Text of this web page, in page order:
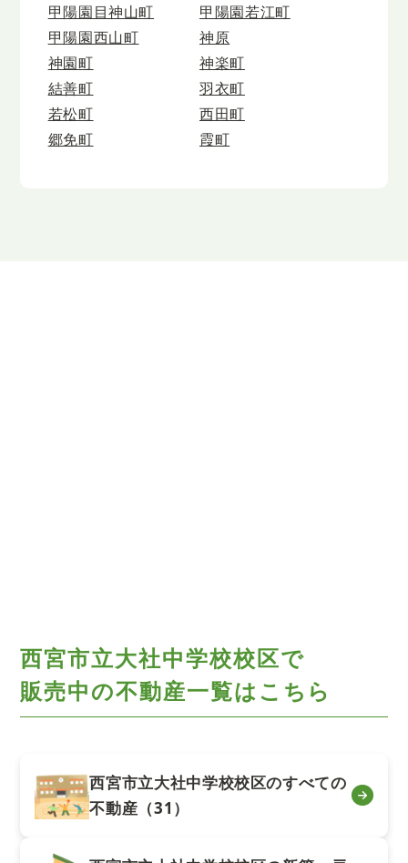
甲陽園目神山町
甲陽園若江町
甲陽園西山町
神原
神園町
神楽町
結善町
羽衣町
若松町
西田町
郷免町
霞町
西宮市立大社中学校校区で
販売中の不動産一覧はこちら
西宮市立大社中学校校区のすべての
不動産（31）